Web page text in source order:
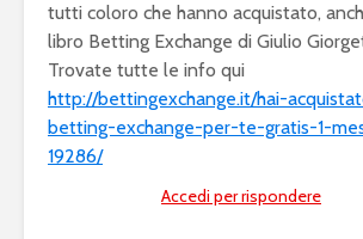
tutti coloro che hanno acquistato,
libro Betting Exchange di Giulio
Trovate tutte le info qui
http://bettingexchange.it/hai-
betting-exchange-per-te-gratis-1-
19286/
Accedi per rispondere